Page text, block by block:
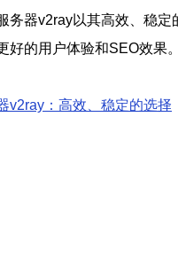
务器v2ray以其高效、稳
的用户体验和SEO效果。
v2ray：高效、稳定的选择